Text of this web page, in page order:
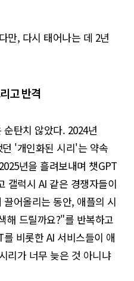
만, 다시 태어나는 데 2년
고 반격
탄치 않았다. 2024년
'개인화된 시리'는 약속
년을 흘려보내며 챗GPT
갤럭시 AI 같은 경쟁자들이
어올리는 동안, 애플의 시
해 드릴까요?"를 반복하고
비롯한 AI 서비스들이 애
리가 너무 늦은 것 아니냐